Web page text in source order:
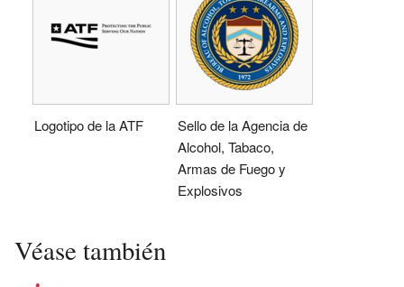
Logotipo de la ATF
Sello de la Agencia de
Alcohol, Tabaco,
Armas de Fuego y
Explosivos
Véase también